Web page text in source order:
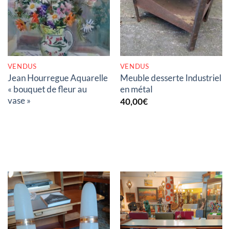
VENDUS
Jean Hourregue Aquarelle
« bouquet de fleur au
vase »
VENDUS
Meuble desserte Industriel
en métal
40,00€